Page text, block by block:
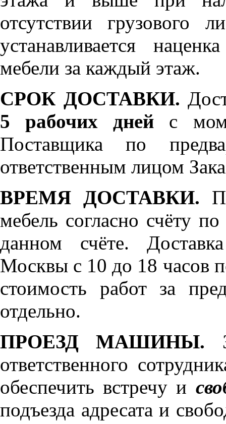
отсутствии грузового
устанавливается
мебели за каждый этаж.
СРОК ДОСТАВКИ.
5 рабочих дней с
Поставщика по
ответственным лицом
ВРЕМЯ ДОСТАВКИ.
мебель согласно счёту
данном счёте.
Москвы с 10 до 18 часов
стоимость работ за
отдельно.
ПРОЕЗД МАШИНЫ.
ответственного
обеспечить встречу и
подъезда адресата и